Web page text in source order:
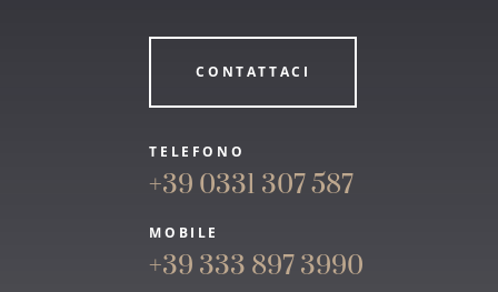
CONTATTACI
TELEFONO
+39 0331 307 587
MOBILE
+39 333 897 3990